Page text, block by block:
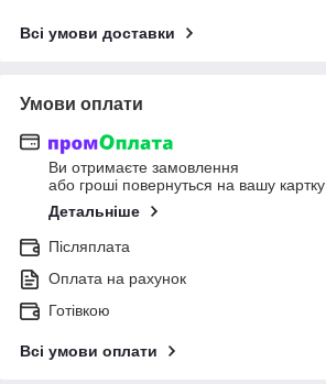
Всі умови доставки
Умови оплати
Ви отримаєте замовлення
або гроші повернуться на вашу картку
Детальніше
Післяплата
Оплата на рахунок
Готівкою
Всі умови оплати